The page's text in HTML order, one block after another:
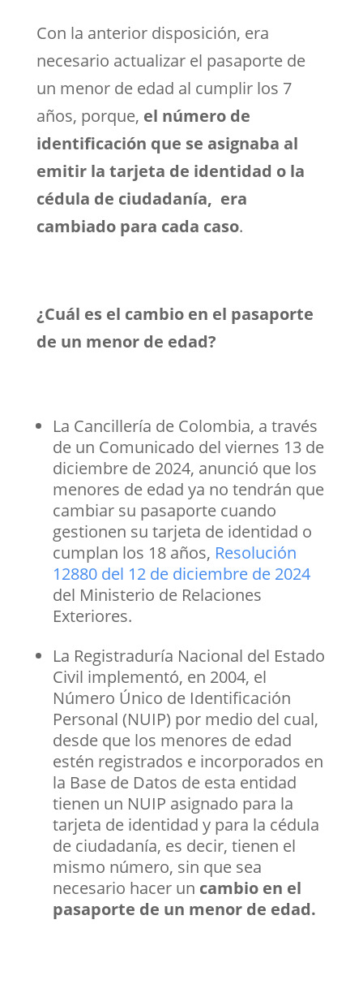
Con la anterior disposición, era
necesario actualizar el pasaporte de
un menor de edad al cumplir los 7
años, porque, el número de
identificación que se asignaba al
emitir la tarjeta de identidad o la
cédula de ciudadanía, era
cambiado para cada caso.
¿Cuál es el cambio en el pasaporte
de un menor de edad?
La Cancillería de Colombia, a través
de un Comunicado del viernes 13 de
diciembre de 2024, anunció que los
menores de edad ya no tendrán que
cambiar su pasaporte cuando
gestionen su tarjeta de identidad o
cumplan los 18 años, Resolución
12880 del 12 de diciembre de 2024
del Ministerio de Relaciones
Exteriores.
La Registraduría Nacional del Estado
Civil implementó, en 2004, el
Número Único de Identificación
Personal (NUIP) por medio del cual,
desde que los menores de edad
estén registrados e incorporados en
la Base de Datos de esta entidad
tienen un NUIP asignado para la
tarjeta de identidad y para la cédula
de ciudadanía, es decir, tienen el
mismo número, sin que sea
necesario hacer un cambio en el
pasaporte de un menor de edad.